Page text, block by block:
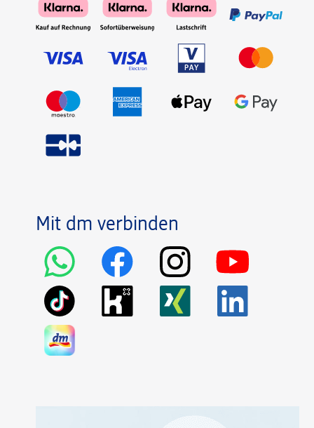
Mit dm verbinden